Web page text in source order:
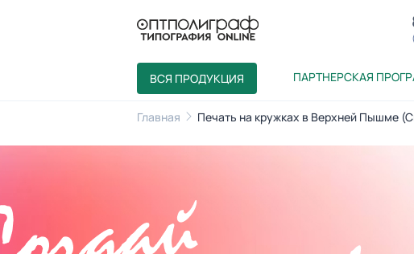
ВСЯ ПРОДУКЦИЯ ПАРТНЕРСКАЯ
Главная Печать на кружках в Верхней Пышме